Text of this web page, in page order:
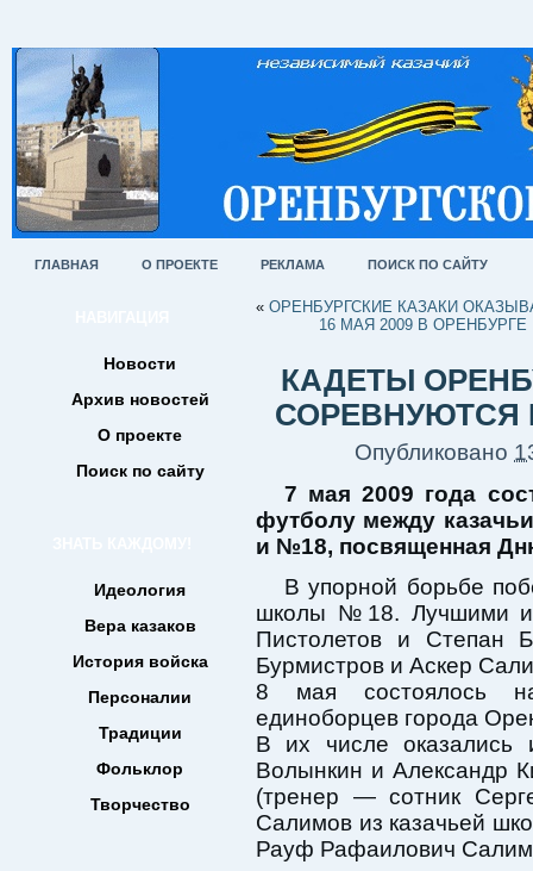
ГЛАВНАЯ О ПРОЕКТЕ РЕКЛАМА ПОИСК ПО САЙТУ
Новости
Архив новостей
О проекте
Поиск по сайту
Идеология
Вера казаков
История войска
Персоналии
Традиции
Фольклор
Творчество
« ОРЕНБУРГСКИЕ КАЗАКИ
16 МАЯ 2009 В
КАДЕТЫ
СОРЕВНУЮТСЯ
Опубликовано
7 мая 2009 года
футболу между
и №18, посвященная
В упорной борьбе
школы №18. Лучшими
Пистолетов и
Бурмистров и Аскер
8 мая состоялось
единоборцев города
В их числе оказались
Волынкин и Александр
(тренер — сотник
Салимов из казачьей
Рауф Рафаилович